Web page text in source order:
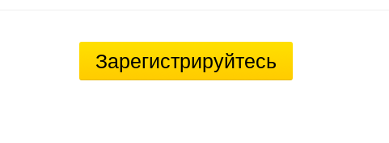
Зарегистрируйтесь